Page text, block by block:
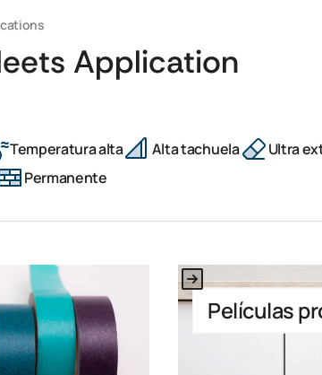
Application
Temperatura alta Alta tachuela Ultra
Permanente
block.
Películas
This is some text